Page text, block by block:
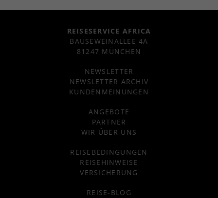
REISESERVICE AFRICA
BAUSEWEINALLEE 4A
81247 MÜNCHEN
NEWSLETTER
NEWSLETTER ARCHIV
KUNDENMEINUNGEN
ANGEBOTE
PARTNER
WIR ÜBER UNS
REISEBEDINGUNGEN
REISEHINWEISE
VERSICHERUNG
REISE-BLOG